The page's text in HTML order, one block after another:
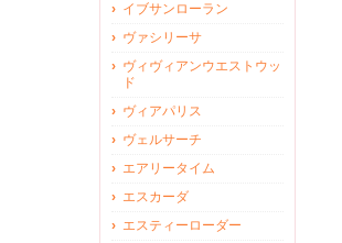
イブサンローラン
ヴァシリーサ
ヴィヴィアンウエストウッ
ド
ヴィアパリス
ヴェルサーチ
エアリータイム
エスカーダ
エスティーローダー